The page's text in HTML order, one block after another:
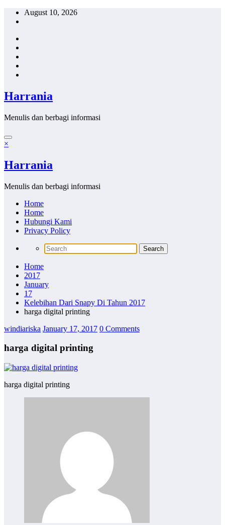
Skip
August 10, 2026
Harrania
Menulis dan berbagi informasi
×
Harrania
Menulis dan berbagi informasi
Home
Home
Hubungi Kami
Privacy Policy
Home
2017
January
17
Kelebihan Dari Snapy Di Tahun 2017
harga digital printing
windiariska January 17, 2017 0 Comments
harga digital printing
harga digital printing